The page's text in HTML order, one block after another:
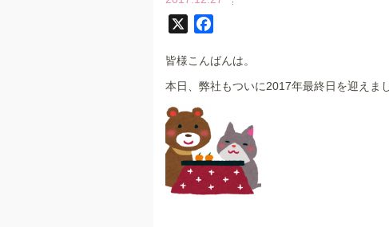
c
e
o
k
皆様こんばんは。
本日、弊社もついに2017年最終日を迎えまし